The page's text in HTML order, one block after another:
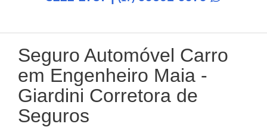
Seguro Automóvel Carro
em Engenheiro Maia -
Giardini Corretora de
Seguros